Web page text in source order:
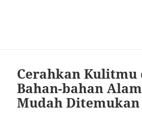
Cerahkan Kulitmu
Bahan-bahan
Mudah Ditemukan